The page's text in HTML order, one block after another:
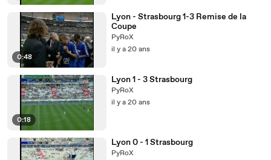
0:48
Lyon - Strasbourg 1-3 Remise de la
Coupe
PyRoX
il y a 20 ans
0:18
Lyon 1 - 3 Strasbourg
PyRoX
il y a 20 ans
Lyon 0 - 1 Strasbourg
PyRoX